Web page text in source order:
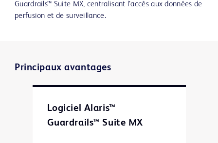
Guardrails™ Suite MX, centralisant l’accès aux données de
perfusion et de surveillance.
Principaux avantages
Logiciel Alaris™
Guardrails™ Suite MX